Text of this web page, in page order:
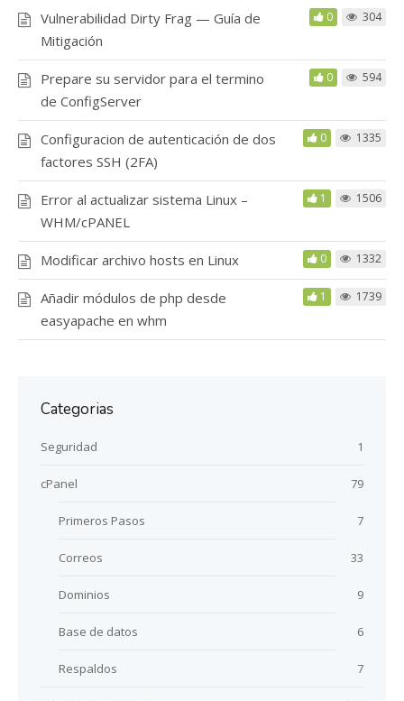
Vulnerabilidad Dirty Frag — Guía de
Mitigación
0 304
Prepare su servidor para el termino
de ConfigServer
0 594
Configuracion de autenticación de dos
factores SSH (2FA)
0 1335
Error al actualizar sistema Linux –
WHM/cPANEL
1 1506
Modificar archivo hosts en Linux 0 1332
Añadir módulos de php desde
easyapache en whm
1 1739
Categorias
Seguridad 1
cPanel 79
Primeros Pasos 7
Correos 33
Dominios 9
Base de datos 6
Respaldos 7